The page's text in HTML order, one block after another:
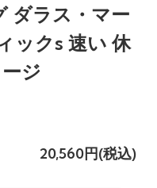
ダラス・マー
ックs 速い 休
ジ
20,560円(税込)